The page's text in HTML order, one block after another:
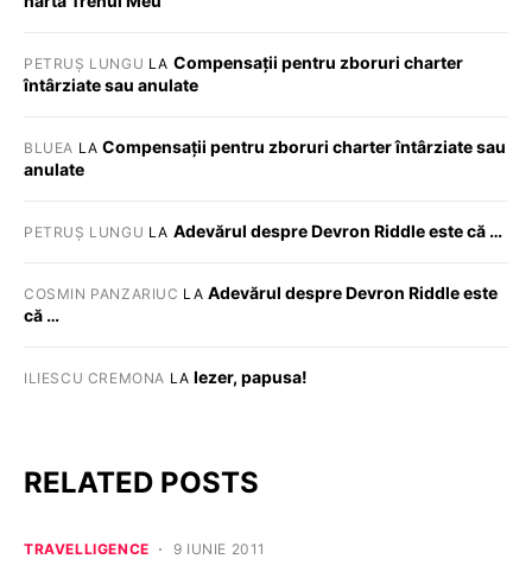
PETRUȘ LUNGU LA Compensații pentru zboruri charter
întârziate sau anulate
BLUEA LACompensații pentru zboruri charter întârziate sau
anulate
PETRUȘ LUNGU LA Adevărul despre Devron Riddle este că …
COSMIN PANZARIUC LA Adevărul despre Devron Riddle este
că …
ILIESCU CREMONA LA Iezer, papusa!
RELATED POSTS
TRAVELLIGENCE 9 IUNIE 2011